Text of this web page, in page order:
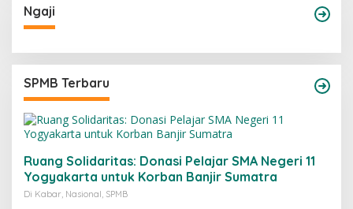
Ngaji
SPMB Terbaru
Ruang Solidaritas: Donasi Pelajar SMA Negeri 11
Yogyakarta untuk Korban Banjir Sumatra
Di Kabar, Nasional, SPMB